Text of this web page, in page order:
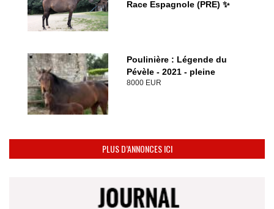
Race Espagnole (PRE) ✨
Poulinière : Légende du
Pévèle - 2021 - pleine
8000 EUR
PLUS D’ANNONCES ICI